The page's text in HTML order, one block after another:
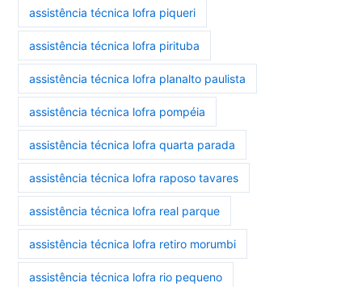
assistência técnica lofra piqueri
assistência técnica lofra pirituba
assistência técnica lofra planalto paulista
assistência técnica lofra pompéia
assistência técnica lofra quarta parada
assistência técnica lofra raposo tavares
assistência técnica lofra real parque
assistência técnica lofra retiro morumbi
assistência técnica lofra rio pequeno